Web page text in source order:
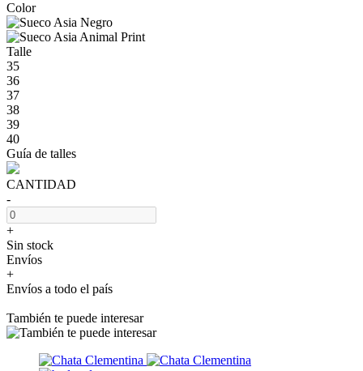
Color
Talle
35
36
37
38
39
40
Guía de talles
CANTIDAD
-
+
Sin stock
Envíos
+
Envíos a todo el país
También te puede interesar